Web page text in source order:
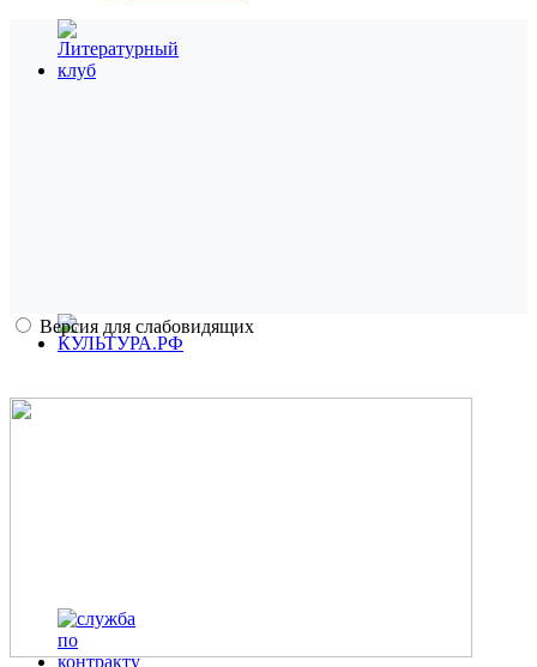
Версия для слабовидящих